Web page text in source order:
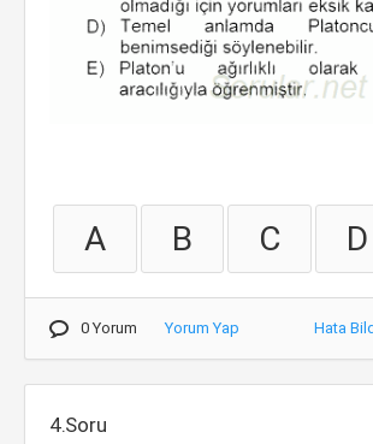
A B C D
0 Yorum Yorum Yap Hata
4.Soru